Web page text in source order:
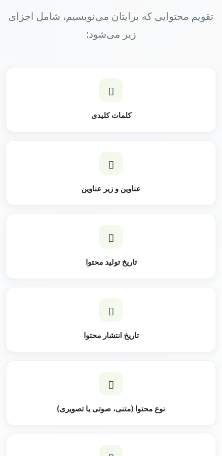
تقویم محتوایی که برایتان می‌نویسیم، شامل اجزای
زیر می‌شود:
کلمات کلیدی
عناوین و زیر عناوین
تاریخ تولید محتوا
تاریخ انتشار محتوا
نوع محتوا (متنی، صوتی یا تصویری)